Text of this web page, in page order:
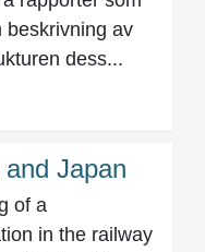
beskrivning av
dess...
Japan
of a
in the railway